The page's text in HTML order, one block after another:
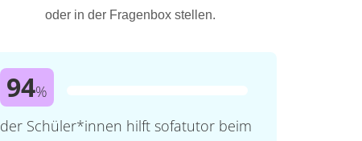
oder in der Fragenbox stellen.
94%
der Schüler*innen hilft sofatutor beim